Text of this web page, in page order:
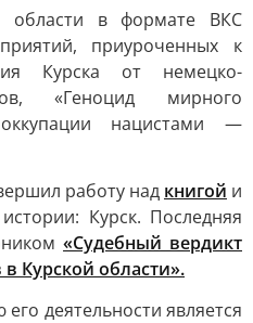
области в формате ВКС
приуроченных к
Курска от немецко-
«Геноцид мирного
нацистами —
работу над книгой и
Курск. Последняя
«Судебный вердикт
Курской области».
деятельности является